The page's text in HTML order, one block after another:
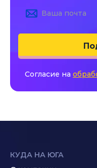
Согласие на
КУДА НА ЮГА